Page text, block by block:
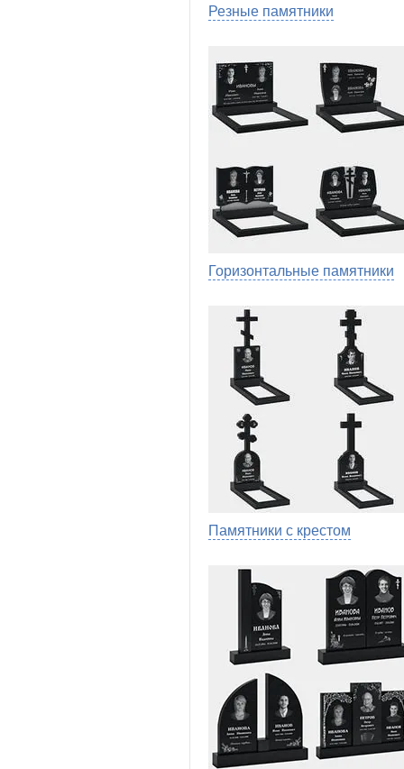
Резные памятники
Горизонтальные памятники
Памятники с крестом